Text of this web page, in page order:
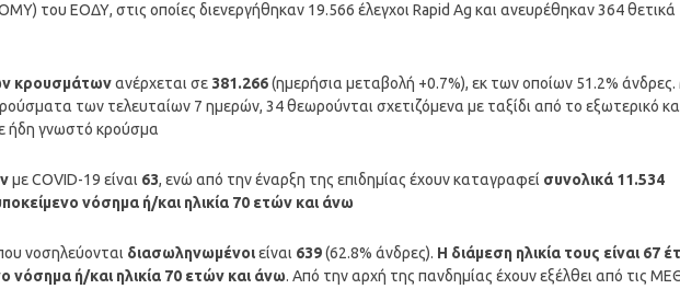
του ΕΟΔΥ, στις οποίες διενεργήθηκαν 19.566 έλεγχοι Rapid Ag και ανευρέθηκαν 364 θετικά
κρουσμάτωνανέρχεται σε 381.266(ημερήσια μεταβολή +0.7%), εκ των οποίων 51.2%
των τελευταίων 7 ημερών, 34 θεωρούνται σχετιζόμενα με ταξίδι από το εξωτερικό
ήδη γνωστό κρούσμα
με COVID-19 είναι 63, ενώ από την έναρξη της επιδημίας έχουν καταγραφεί συνολικά 11.534
νόσημα ή/και ηλικία 70 ετών και άνω
νοσηλεύονται διασωληνωμένοιείναι 639(62.8% άνδρες). Η διάμεση ηλικία τους είναι 67
νόσημα ή/και ηλικία 70 ετών και άνω. Από την αρχή της πανδημίας έχουν εξέλθει από τις